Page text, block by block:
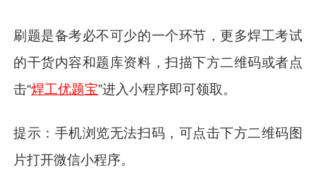
刷题是备考必不可少的一个环节，更多焊工考试
的干货内容和题库资料，扫描下方二维码或者点
击“焊工优题宝”进入小程序即可领取。
提示：手机浏览无法扫码，可点击下方二维码图
片打开微信小程序。